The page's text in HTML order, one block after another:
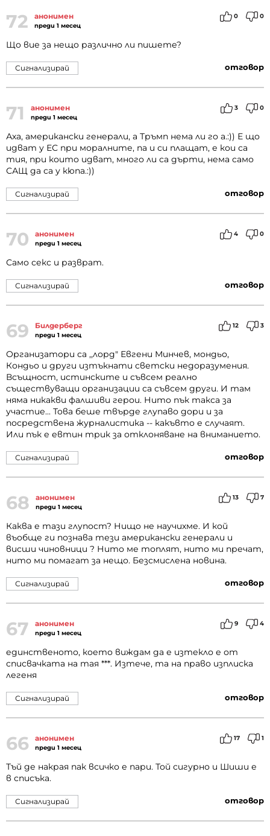
72 анонимен
преди 1 месец
0 0
Що вие за нещо различно ли пишете?
отговор
Сигнализирай
71 анонимен
преди 1 месец
3 0
Аха, американски генерали, а Тръмп нема ли го а.:)) Е що
идват у ЕС при моралните, па и си плащат, е кои са
тия, при които идват, много ли са дърти, нема само
САЩ да са у кюпа.:))
отговор
Сигнализирай
70 анонимен
преди 1 месец
4 0
Само секс и разврат.
отговор
Сигнализирай
69 Билдерберг
преди 1 месец
12 3
Организатори са ,,лорд" Евгени Минчев, мондьо,
Кондьо и други изтъкнати светски недоразумения.
Всъщност, истинските и съвсем реално
съществуващи организации са съвсем други. И там
няма никакви фалшиви герои. Нито пък такса за
участие... Това беше твърде глупаво дори и за
посредствена журналистика -- какъвто е случаят.
Или пък е евтин трик за отклоняване на вниманието.
отговор
Сигнализирай
68 анонимен
преди 1 месец
13 7
Каква е тази глупост? Нищо не научихме. И кой
въобще ги познава тези американски генерали и
висши чиновници ? Нито ме топлят, нито ми пречат,
нито ми помагат за нещо. Безсмислена новина.
отговор
Сигнализирай
67 анонимен
преди 1 месец
9 4
единственото, което виждам да е изтекло е от
списвачката на тая ***. Изтече, та на право изплиска
легеня
отговор
Сигнализирай
66 анонимен
преди 1 месец
17 1
Тъй де накрая пак всичко е пари. Той сигурно и Шиши е
в списъка.
отговор
Сигнализирай